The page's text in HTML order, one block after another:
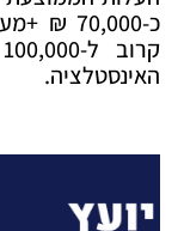
האינסטלציה.